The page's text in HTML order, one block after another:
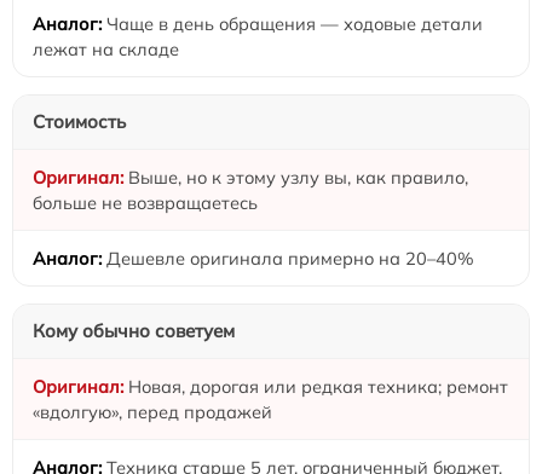
Чаще в день обращения — ходовые детали
лежат на складе
Стоимость
Выше, но к этому узлу вы, как правило,
больше не возвращаетесь
Дешевле оригинала примерно на 20–40%
Кому обычно советуем
Новая, дорогая или редкая техника; ремонт
«вдолгую», перед продажей
Техника старше 5 лет, ограниченный бюджет,